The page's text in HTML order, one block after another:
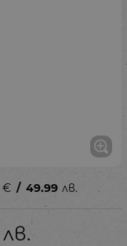
€ / 49.99 лв.
лв.